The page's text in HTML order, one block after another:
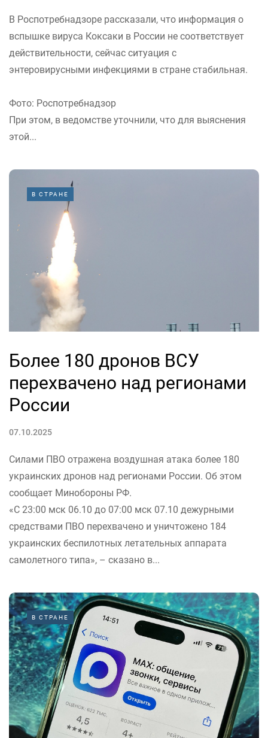
В Роспотребнадзоре рассказали, что информация о
вспышке вируса Коксаки в России не соответствует
действительности, сейчас ситуация с
энтеровирусными инфекциями в стране стабильная.
Фото: Роспотребнадзор
При этом, в ведомстве уточнили, что для выяснения
этой...
В СТРАНЕ
Более 180 дронов ВСУ
перехвачено над регионами
России
07.10.2025
Силами ПВО отражена воздушная атака более 180
украинских дронов над регионами России. Об этом
сообщает Минобороны РФ.
«С 23:00 мск 06.10 до 07:00 мск 07.10 дежурными
средствами ПВО перехвачено и уничтожено 184
украинских беспилотных летательных аппарата
самолетного типа», – сказано в...
В СТРАНЕ